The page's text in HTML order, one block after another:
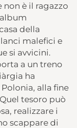
non è il ragazzo
della
malefici e
si avvicini.
a un treno
ha
alla fine
tesoro può
realizzare i
scappare di